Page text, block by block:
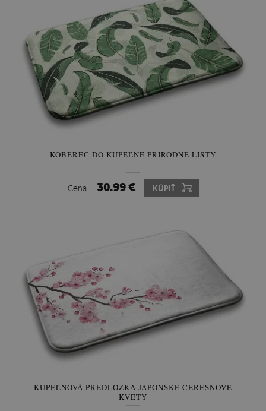
KOBEREC DO KÚPEĽNE PRÍRODNÉ LISTY
Cena: 30.99 € KÚPIŤ
KÚPEĽŇOVÁ PREDLOŽKA JAPONSKÉ ČEREŠŇOVÉ
KVETY